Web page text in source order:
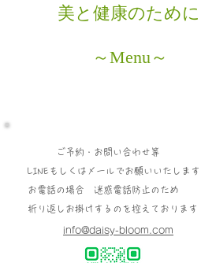
美と健康のために
​ ～Menu～
ご予約・お問い合わせ等
LINEもしくはメールでお願いいたします
お電話の場合 迷惑電話防止のため
折り返しお掛けするのを控えております
info@daisy-bloom.com